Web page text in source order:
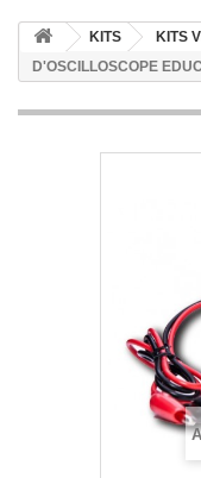
KITS KITS
D'OSCILLOSCOPE